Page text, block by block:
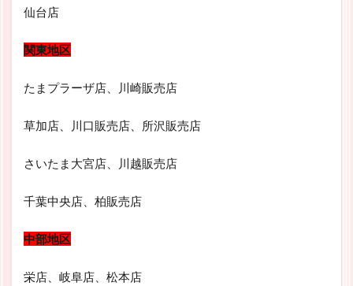
仙台店
関東地区
たまプラーザ店、川崎販売店
草加店、川口販売店、所沢販売店
さいたま大宮店、川越販売店
千葉中央店、柏販売店
中部地区
栄店、岐阜店、松本店